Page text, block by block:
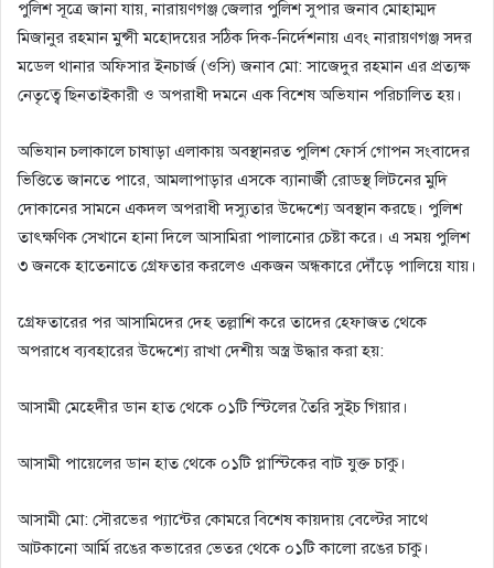
​পুলিশ সূত্রে জানা যায়, নারায়ণগঞ্জ জেলার পুলিশ সুপার জনাব মোহাম্মদ
মিজানুর রহমান মুন্সী মহোদয়ের সঠিক দিক-নির্দেশনায় এবং নারায়ণগঞ্জ সদর
মডেল থানার অফিসার ইনচার্জ (ওসি) জনাব মো: সাজেদুর রহমান এর প্রত্যক্ষ
নেতৃত্বে ছিনতাইকারী ও অপরাধী দমনে এক বিশেষ অভিযান পরিচালিত হয়।
​অভিযান চলাকালে চাষাড়া এলাকায় অবস্থানরত পুলিশ ফোর্স গোপন সংবাদের
ভিত্তিতে জানতে পারে, আমলাপাড়ার এসকে ব্যানার্জী রোডস্থ লিটনের মুদি
দোকানের সামনে একদল অপরাধী দস্যুতার উদ্দেশ্যে অবস্থান করছে। পুলিশ
তাৎক্ষণিক সেখানে হানা দিলে আসামিরা পালানোর চেষ্টা করে। এ সময় পুলিশ
৩ জনকে হাতেনাতে গ্রেফতার করলেও একজন অন্ধকারে দৌঁড়ে পালিয়ে যায়।
​গ্রেফতারের পর আসামিদের দেহ তল্লাশি করে তাদের হেফাজত থেকে
অপরাধে ব্যবহারের উদ্দেশ্যে রাখা দেশীয় অস্ত্র উদ্ধার করা হয়:
​আসামী মেহেদীর ডান হাত থেকে ০১টি স্টিলের তৈরি সুইচ গিয়ার।
​আসামী পায়েলের ডান হাত থেকে ০১টি প্লাস্টিকের বাট যুক্ত চাকু।
​আসামী মো: সৌরভের প্যান্টের কোমরে বিশেষ কায়দায় বেল্টের সাথে
আটকানো আর্মি রঙের কভারের ভেতর থেকে ০১টি কালো রঙের চাকু।